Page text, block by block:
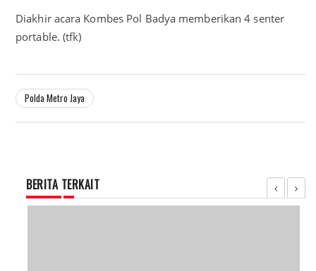
Diakhir acara Kombes Pol Badya memberikan 4 senter
portable. (tfk)
Polda Metro Jaya
BERITA TERKAIT